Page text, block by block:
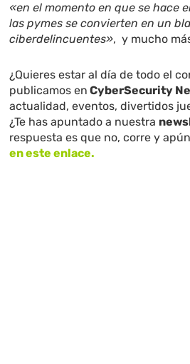
«en el momento en que se hace
las pymes se convierten en un
ciberdelincuentes», y mucho
¿Quieres estar al día de todo el
publicamos en CyberSecurity
actualidad, eventos, divertidos
¿Te has apuntado a nuestra
respuesta es que no, corre y
en este enlace.